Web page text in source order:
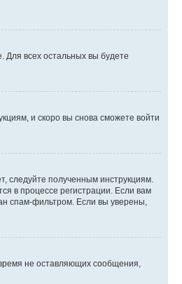
Для всех остальных вы будете
и скоро вы снова сможете войти
следуйте полученным инструкциям.
в процессе регистрации. Если вам
спам-фильтром. Если вы уверены,
не оставляющих сообщения,